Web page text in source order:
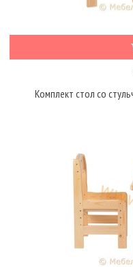
Комплект стол со